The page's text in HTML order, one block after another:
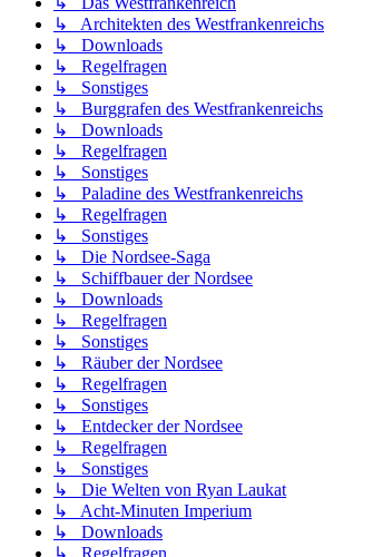
↳ Architekten des Westfrankenreichs
↳ Downloads
↳ Regelfragen
↳ Sonstiges
↳ Burggrafen des Westfrankenreichs
↳ Downloads
↳ Regelfragen
↳ Sonstiges
↳ Paladine des Westfrankenreichs
↳ Regelfragen
↳ Sonstiges
↳ Die Nordsee-Saga
↳ Schiffbauer der Nordsee
↳ Downloads
↳ Regelfragen
↳ Sonstiges
↳ Räuber der Nordsee
↳ Regelfragen
↳ Sonstiges
↳ Entdecker der Nordsee
↳ Regelfragen
↳ Sonstiges
↳ Die Welten von Ryan Laukat
↳ Acht-Minuten Imperium
↳ Downloads
↳ Regelfragen